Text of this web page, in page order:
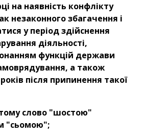
на наявність конфлікту
незаконного збагачення і
у період здійснення
діяльності,
функцій держави
а також
після припинення такої
слово "шостою"
"сьомою";